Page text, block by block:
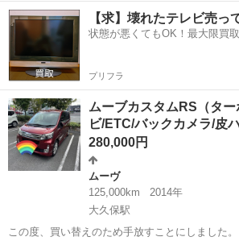
ウインカー付電動格
納ミラー オートエ
アコン （検10.8）
ブクルーズコントロ
ール 両側電動スラ
イドドア 前後コー
チ純正アルミホイー
ル （検10.12）
【求】壊れたテレビ売っ
状態が悪くてもOK！最大限買
プリフラ
ムーブカスタムRS（タ
ビ/ETC/バックカメラ/皮
280,000円
ムーヴ
125,000km
2014年
大久保駅
この度、買い替えのため手放すことにしました。 毎日使っており特に